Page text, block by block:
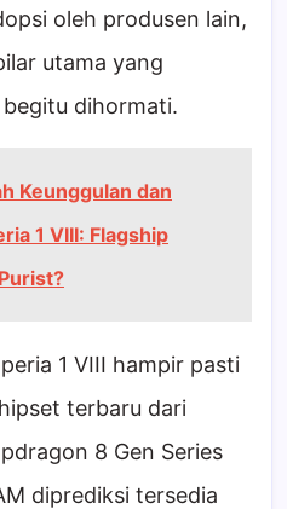
oleh produsen lain,
utama yang
dihormati.
Keunggulan dan
1 VIII: Flagship
1 VIII hampir pasti
terbaru dari
8 Gen Series
diprediksi tersedia